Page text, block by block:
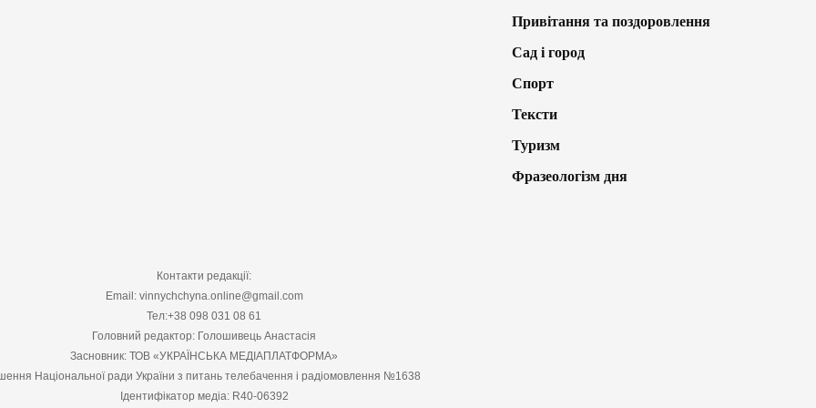
Привітання та поздоровлення
Сад і город
Спорт
Тексти
Туризм
Фразеологізм дня
Контакти редакції:
Email: vinnychchyna.online@gmail.com
Тел:+38 098 031 08 61
Головний редактор: Голошивець Анастасія
Засновник: ТОВ «УКРАЇНСЬКА МЕДІАПЛАТФОРМА»
Національної ради України з питань телебачення і радіомовлення №1638
Ідентифікатор медіа: R40-06392